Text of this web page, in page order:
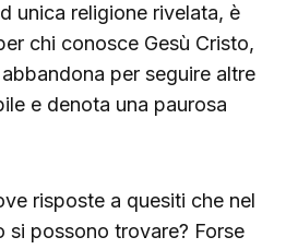
unica religione rivelata, è
chi conosce Gesù Cristo,
per seguire altre
e denota una paurosa
risposte a quesiti che nel
si possono trovare? Forse